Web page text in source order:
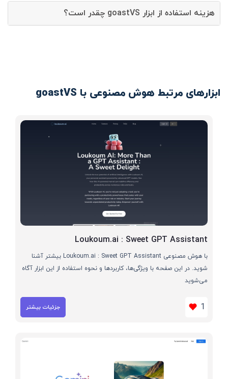
هزینه استفاده از ابزار goastVS چقدر است؟
ابزارهای مرتبط هوش مصنوعی با goastVS
Loukoum.ai : Sweet GPT Assistant
با هوش مصنوعی Loukoum.ai : Sweet GPT Assistant بیشتر آشنا
شوید. در این صفحه با ویژگی‌ها، کاربردها و نحوه استفاده از این ابزار آگاه
می‌شوید
1 جزئیات بیشتر